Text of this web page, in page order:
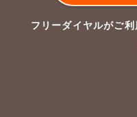
フリーダイヤルがご